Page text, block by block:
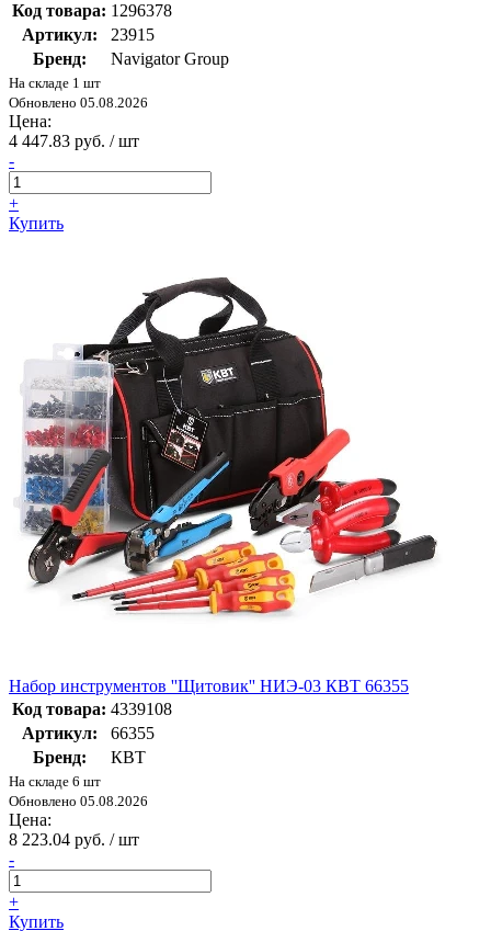
Код товара: 1296378
Артикул:
23915
Бренд:
Navigator Group
На складе 1 шт
Обновлено 05.08.2026
Цена:
4 447.83 руб. / шт
-
+
Купить
Набор инструментов ''Щитовик'' НИЭ-03 КВТ 66355
Код товара: 4339108
Артикул:
66355
Бренд:
КВТ
На складе 6 шт
Обновлено 05.08.2026
Цена:
8 223.04 руб. / шт
-
+
Купить